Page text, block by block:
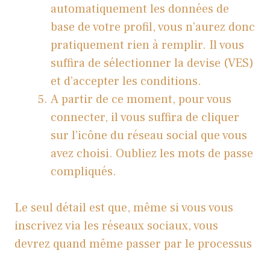
automatiquement les données de
base de votre profil, vous n’aurez donc
pratiquement rien à remplir. Il vous
suffira de sélectionner la devise (VES)
et d’accepter les conditions.
A partir de ce moment, pour vous
connecter, il vous suffira de cliquer
sur l’icône du réseau social que vous
avez choisi. Oubliez les mots de passe
compliqués.
Le seul détail est que, même si vous vous
inscrivez via les réseaux sociaux, vous
devrez quand même passer par le processus